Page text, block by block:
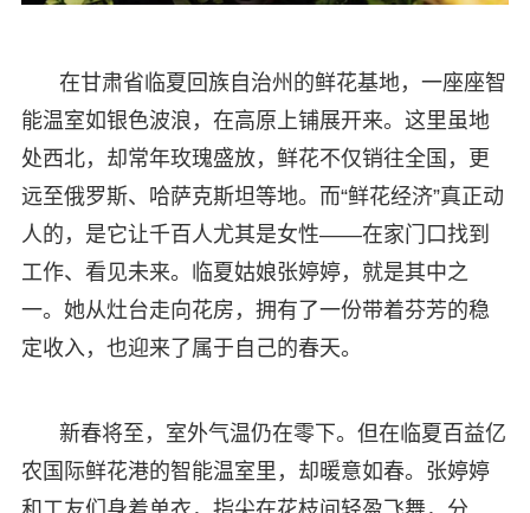
在甘肃省临夏回族自治州的鲜花基地，一座座智
能温室如银色波浪，在高原上铺展开来。这里虽地
处西北，却常年玫瑰盛放，鲜花不仅销往全国，更
远至俄罗斯、哈萨克斯坦等地。而“鲜花经济”真正动
人的，是它让千百人尤其是女性——在家门口找到
工作、看见未来。临夏姑娘张婷婷，就是其中之
一。她从灶台走向花房，拥有了一份带着芬芳的稳
定收入，也迎来了属于自己的春天。
新春将至，室外气温仍在零下。但在临夏百益亿
农国际鲜花港的智能温室里，却暖意如春。张婷婷